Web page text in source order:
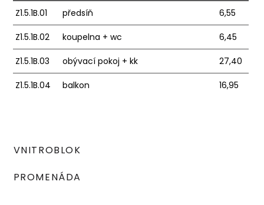
Z1.5.1B.01 předsíň 6,55
Z1.5.1B.02 koupelna + wc 6,45
Z1.5.1B.03 obývací pokoj + kk 27,40
Z1.5.1B.04 balkon 16,95
VNITROBLOK
PROMENÁDA